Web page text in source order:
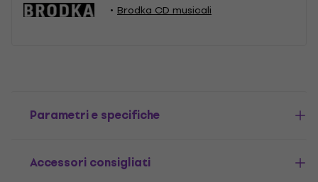
Brodka CD musicali
Parametri e specifiche
Accessori consigliati